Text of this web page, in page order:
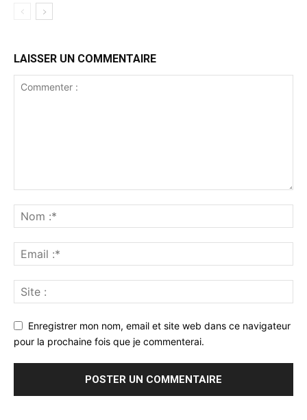
LAISSER UN COMMENTAIRE
Enregistrer mon nom, email et site web dans ce navigateur
pour la prochaine fois que je commenterai.